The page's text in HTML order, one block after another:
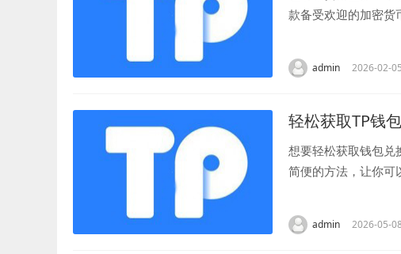
款备受欢迎的加密货
admin 2026-02-
轻松获取TP钱
想要轻松获取钱包兑
简便的方法，让你可
admin 2026-05-